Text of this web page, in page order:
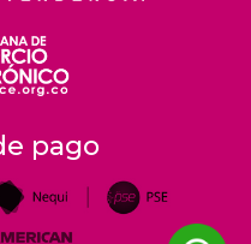
pago